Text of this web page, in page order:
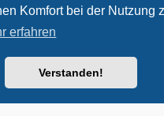
Komfort bei der Nutzung
erfahren
Verstanden!